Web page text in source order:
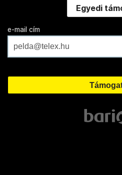
Egyedi
e-mail cím